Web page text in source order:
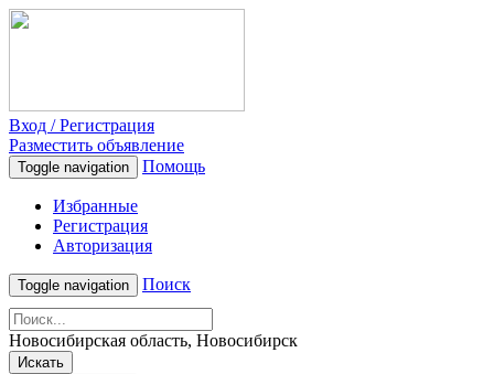
Вход / Регистрация
Разместить объявление
Toggle navigation Помощь
Избранные
Регистрация
Авторизация
Toggle navigation Поиск
Новосибирская область, Новосибирск
Искать